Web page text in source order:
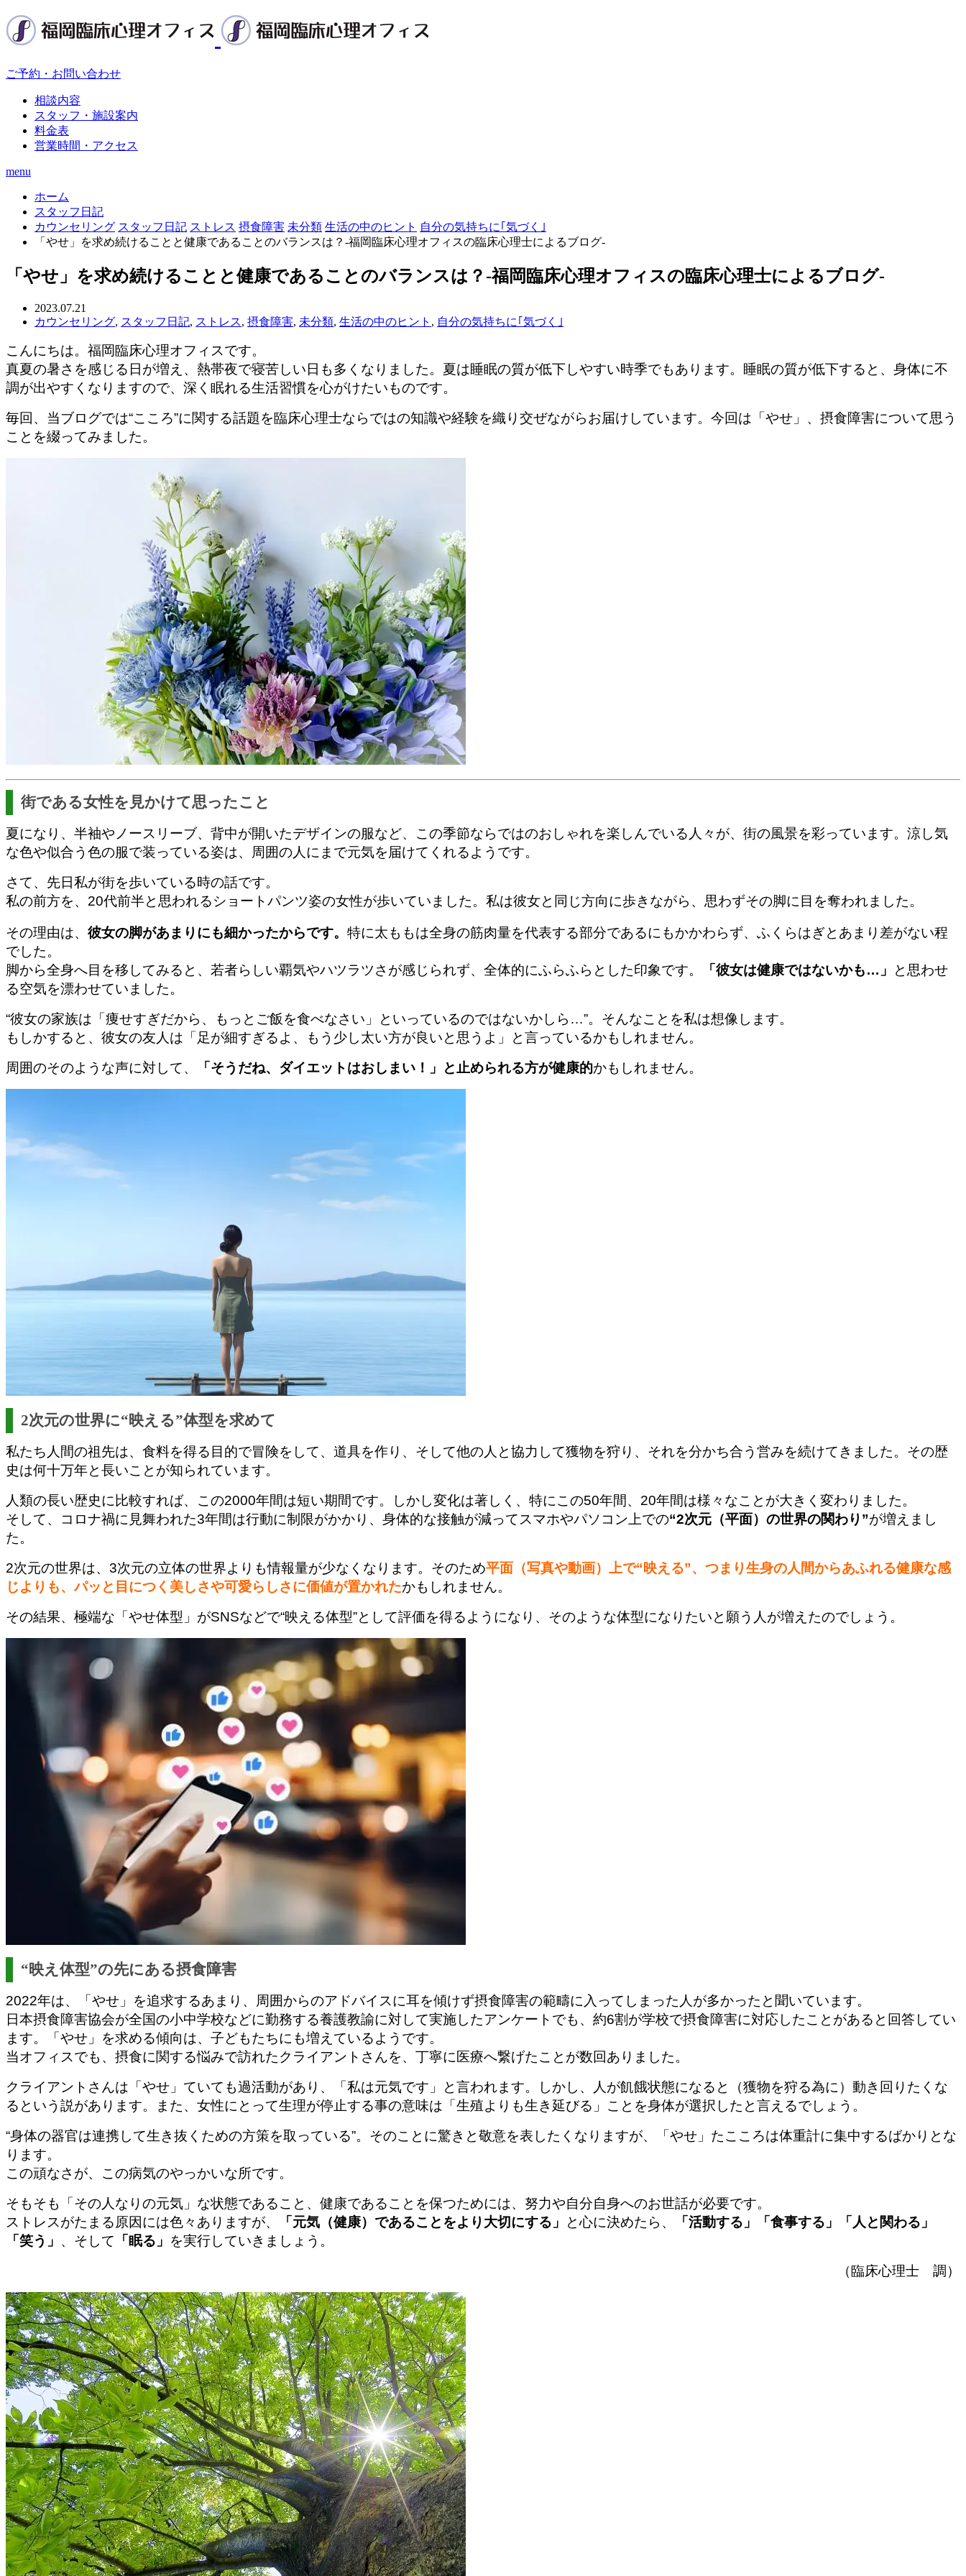
ご予約・お問い合わせ
相談内容
スタッフ・施設案内
料金表
営業時間・アクセス
menu
ホーム
スタッフ日記
カウンセリング スタッフ日記 ストレス 摂食障害 未分類 生活の中のヒント 自分の気持ちに｢気づく｣
「やせ」を求め続けることと健康であることのバランスは？-福岡臨床心理オフィスの臨床心理士によるブログ-
「やせ」を求め続けることと健康であることのバランスは？-福岡臨床心理オフィスの臨床心理士によるブログ-
2023.07.21
カウンセリング, スタッフ日記, ストレス, 摂食障害, 未分類, 生活の中のヒント , 自分の気持ちに｢気づく｣
こんにちは。福岡臨床心理オフィスです。
真夏の暑さを感じる日が増え、熱帯夜で寝苦しい日も多くなりました。夏は睡眠の質が低下しやすい時季でもあります。睡眠の質が低下すると、身体に不
調が出やすくなりますので、深く眠れる生活習慣を心がけたいものです。
毎回、当ブログでは“こころ”に関する話題を臨床心理士ならではの知識や経験を織り交ぜながらお届けしています。今回は「やせ」、摂食障害について思う
ことを綴ってみました。
街である女性を見かけて思ったこと
夏になり、半袖やノースリーブ、背中が開いたデザインの服など、この季節ならではのおしゃれを楽しんでいる人々が、街の風景を彩っています。涼し気
な色や似合う色の服で装っている姿は、周囲の人にまで元気を届けてくれるようです。
さて、先日私が街を歩いている時の話です。
私の前方を、20代前半と思われるショートパンツ姿の女性が歩いていました。私は彼女と同じ方向に歩きながら、思わずその脚に目を奪われました。
その理由は、 彼女の脚があまりにも細かったからです。 特に太ももは全身の筋肉量を代表する部分であるにもかかわらず、ふくらはぎとあまり差がない程
でした。
脚から全身へ目を移してみると、若者らしい覇気やハツラツさが感じられず、全体的にふらふらとした印象です。
「彼女は健康ではないかも…」
と思わせ
る空気を漂わせていました。
“彼女の家族は「痩せすぎだから、もっとご飯を食べなさい」といっているのではないかしら…”。そんなことを私は想像します。
もしかすると、彼女の友人は「足が細すぎるよ、もう少し太い方が良いと思うよ」と言っているかもしれません。
周囲のそのような声に対して、
「そうだね、ダイエットはおしまい！」と止められる方が健康的かもしれません。
2次元の世界に“映える”体型を求めて
私たち人間の祖先は、食料を得る目的で冒険をして、道具を作り、そして他の人と協力して獲物を狩り、それを分かち合う営みを続けてきました。その歴
史は何十万年と長いことが知られています。
人類の長い歴史に比較すれば、この2000年間は短い期間です。しかし変化は著しく、特にこの50年間、20年間は様々なことが大きく変わりました。
そして、コロナ禍に見舞われた3年間は行動に制限がかかり、身体的な接触が減ってスマホやパソコン上での“2次元（平面）の世界の関わり”が増えまし
た。
2次元の世界は、3次元の立体の世界よりも情報量が少なくなります。そのため平面（写真や動画）上で“映える”、つまり生身の人間からあふれる健康な感
じよりも、パッと目につく美しさや可愛らしさに価値が置かれたかもしれません。
その結果、極端な「やせ体型」がSNSなどで“映える体型”として評価を得るようになり、そのような体型になりたいと願う人が増えたのでしょう。
“映え体型”の先にある摂食障害
2022年は、「やせ」を追求するあまり、周囲からのアドバイスに耳を傾けず摂食障害の範疇に入ってしまった人が多かったと聞いています。
日本摂食障害協会が全国の小中学校などに勤務する養護教諭に対して実施したアンケートでも、約6割が学校で摂食障害に対応したことがあると回答してい
ます。「やせ」を求める傾向は、子どもたちにも増えているようです。
当オフィスでも、摂食に関する悩みで訪れたクライアントさんを、丁寧に医療へ繋げたことが数回ありました。
クライアントさんは「やせ」ていても過活動があり、「私は元気です」と言われます。しかし、人が飢餓状態になると
（獲物を狩る為に）動き回りたくな
るという説があります。
また、女性にとって生理が停止する事の意味は「生殖よりも生き延びる」ことを身体が選択したと言えるでしょう。
“身体の器官は連携して生き抜くための方策を取っている”。そのこと に驚きと敬意を表したくなりますが、「やせ」 たこころは体重計に集中するばかりとな
ります。
この頑なさが、この病気のやっかいな所です。
そもそも「その人なりの元気」な状態であること、健康であることを保つためには、努力や自分自身へのお世話が必要です。
ストレスがたまる原因には色々ありますが、
「元気（健康）であることをより大切にする」 と心に決めたら、
「活動する」「食事する」「人と関わる」
「笑う」 、そして 「眠る」 を実行していきましょう。
（臨床心理士 調）